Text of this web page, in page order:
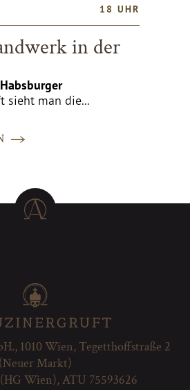
18 UHR
in der
sieht man die...
1010 Wien, Tegetthoffstraße 2
(Neuer Markt)
Wien), ATU 75593626